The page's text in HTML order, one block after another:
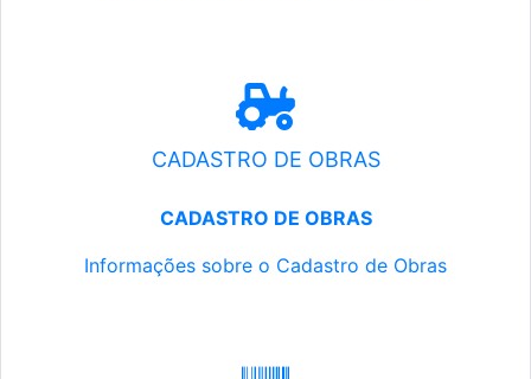
CADASTRO DE OBRAS
CADASTRO DE OBRAS
Informações sobre o Cadastro de Obras